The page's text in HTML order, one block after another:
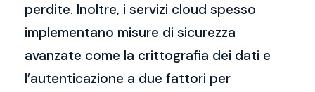
perdite. Inoltre, i servizi cloud spesso
implementano misure di sicurezza
avanzate come la crittografia dei dati e
l’autenticazione a due fattori per